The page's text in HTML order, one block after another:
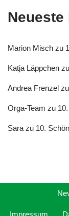
Neueste
Marion Misch zu
Katja Läppchen zu
Andrea Frenzel zu
Orga-Team zu
Sara zu 10.
Impressum